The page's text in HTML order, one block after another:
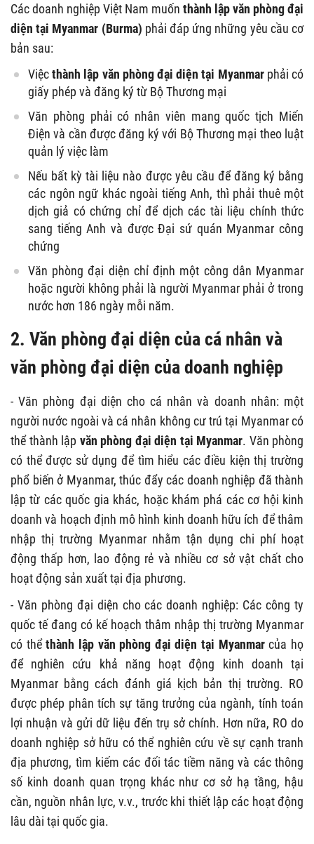
Các doanh nghiệp Việt Nam muốn thành lập văn phòng đại
diện tại Myanmar (Burma) phải đáp ứng những yêu cầu cơ
bản sau:
Việcthành lập văn phòng đại diện tại Myanmarphải có
giấy phép và đăng ký từ Bộ Thương mại
Văn phòng phải có nhân viên mang quốc tịch Miến
Điện và cần được đăng ký với Bộ Thương mại theo luật
quản lý việc làm
Nếu bất kỳ tài liệu nào được yêu cầu để đăng ký bằng
các ngôn ngữ khác ngoài tiếng Anh, thì phải thuê một
dịch giả có chứng chỉ để dịch các tài liệu chính thức
sang tiếng Anh và được Đại sứ quán Myanmar công
chứng
Văn phòng đại diện chỉ định một công dân Myanmar
hoặc người không phải là người Myanmar phải ở trong
nước hơn 186 ngày mỗi năm.
2. Văn phòng đại diện của cá nhân và
văn phòng đại diện của doanh nghiệp
- Văn phòng đại diện cho cá nhân và doanh nhân: một
người nước ngoài và cá nhân không cư trú tại Myanmar có
thể thành lập văn phòng đại diện tại Myanmar. Văn phòng
có thể được sử dụng để tìm hiểu các điều kiện thị trường
phổ biến ở Myanmar, thúc đẩy các doanh nghiệp đã thành
lập từ các quốc gia khác, hoặc khám phá các cơ hội kinh
doanh và hoạch định mô hình kinh doanh hữu ích để thâm
nhập thị trường Myanmar nhằm tận dụng chi phí hoạt
động thấp hơn, lao động rẻ và nhiều cơ sở vật chất cho
hoạt động sản xuất tại địa phương.
- Văn phòng đại diện cho các doanh nghiệp: Các công ty
quốc tế đang có kế hoạch thâm nhập thị trường Myanmar
có thểthành lập văn phòng đại diện tại Myanmarcủa họ
để nghiên cứu khả năng hoạt động kinh doanh tại
Myanmar bằng cách đánh giá kịch bản thị trường. RO
được phép phân tích sự tăng trưởng của ngành, tính toán
lợi nhuận và gửi dữ liệu đến trụ sở chính. Hơn nữa, RO do
doanh nghiệp sở hữu có thể nghiên cứu về sự cạnh tranh
địa phương, tìm kiếm các đối tác tiềm năng và các thông
số kinh doanh quan trọng khác như cơ sở hạ tầng, hậu
cần, nguồn nhân lực, v.v., trước khi thiết lập các hoạt động
lâu dài tại quốc gia.